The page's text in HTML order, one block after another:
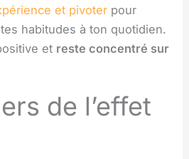
et pivoter pour
habitudes à ton quotidien.
et reste concentré sur
de l’effet